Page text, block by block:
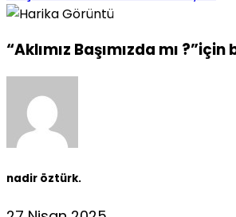
“Aklımız Başımızda mı ?”için
nadir öztürk.